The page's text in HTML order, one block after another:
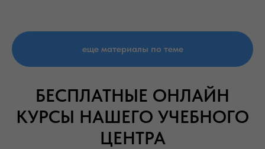
еще материалы по теме
БЕСПЛАТНЫЕ ОНЛАЙН
КУРСЫ НАШЕГО УЧЕБНОГО
ЦЕНТРА